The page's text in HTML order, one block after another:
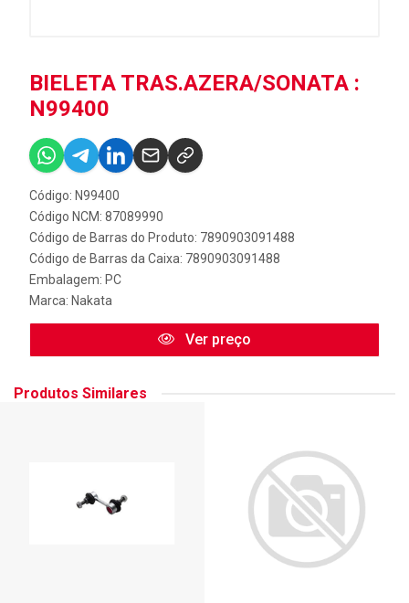
BIELETA TRAS.AZERA/SONATA :
N99400
Código: N99400
Código NCM: 87089990
Código de Barras do Produto: 7890903091488
Código de Barras da Caixa: 7890903091488
Embalagem: PC
Marca: Nakata
Ver preço
Produtos Similares